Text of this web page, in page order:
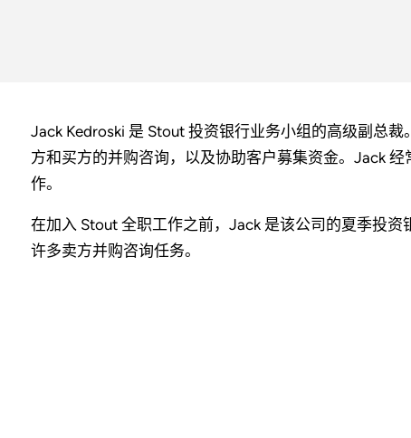
Jack Kedroski 是 Stout 投资银行业务小组的高级副总
方和买方的并购咨询，以及协助客户募集资金。Jack
作。
在加入 Stout 全职工作之前，Jack 是该公司的夏季投
许多卖方并购咨询任务。